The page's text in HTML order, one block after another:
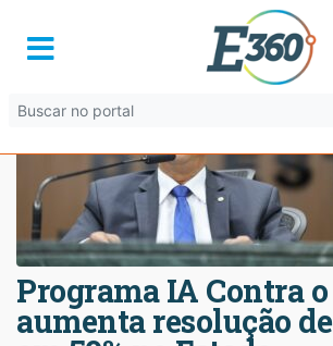
Programa IA Contra
aumenta resolução